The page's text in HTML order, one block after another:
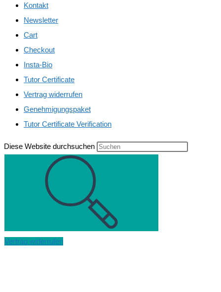
Kontakt
Newsletter
Cart
Checkout
Insta-Bio
Tutor Certificate
Vertrag widerrufen
Genehmigungspaket
Tutor Certificate Verification
Diese Website durchsuchen
Vertrag widerrufen